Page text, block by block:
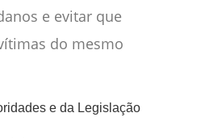
e evitar que
do mesmo
e da Legislação